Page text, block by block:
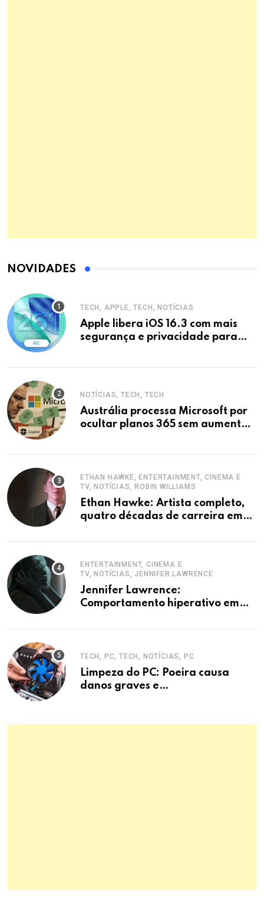
NOVIDADES
TECH, APPLE, TECH, NOTÍCIAS
Apple libera iOS 16.3 com mais
segurança e privacidade para
NOTÍCIAS, TECH, TECH
Austrália processa Microsoft por
ocultar planos 365 sem aumento e
ETHAN HAWKE, ENTERTAINMENT, CINEMA E
TV, NOTÍCIAS, ROBIN WILLIAMS
Ethan Hawke: Artista completo,
quatro décadas de carreira em
ENTERTAINMENT, CINEMA E
TV, NOTÍCIAS, JENNIFER LAWRENCE
Jennifer Lawrence:
Comportamento hiperativo em
defesa.
TECH, PC, TECH, NOTÍCIAS, PC
Limpeza do PC: Poeira causa
danos graves e